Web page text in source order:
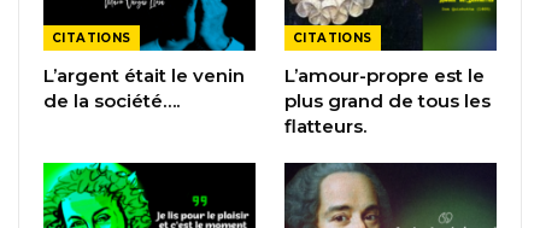
CITATIONS
L’argent était le venin
de la société….
CITATIONS
L’amour-propre est le
plus grand de tous les
flatteurs.